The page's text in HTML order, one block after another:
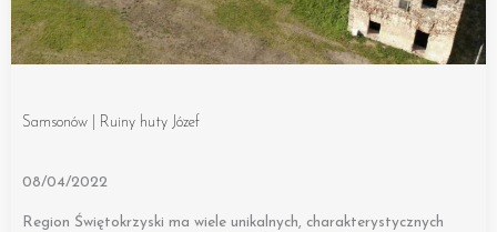
Samsonów | Ruiny huty Józef
08/04/2022
Region Świętokrzyski ma wiele unikalnych, charakterystycznych